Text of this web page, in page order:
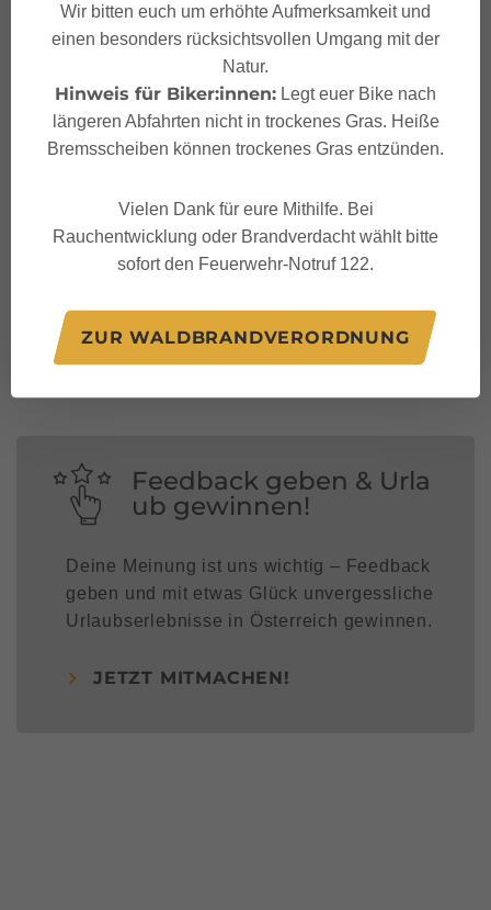
Folge uns auf:
Feedback geben & Urla
ub gewinnen!
Deine Meinung ist uns wichtig – Feedback
geben und mit etwas Glück unvergessliche
Urlaubserlebnisse in Österreich gewinnen.
JETZT MITMACHEN!
Wir bitten euch um erhöhte Aufmerksamkeit und
einen besonders rücksichtsvollen Umgang mit der
Natur.
Hinweis für Biker:innen: Legt euer Bike nach
längeren Abfahrten nicht in trockenes Gras. Heiße
Bremsscheiben können trockenes Gras entzünden.
Vielen Dank für eure Mithilfe. Bei
Rauchentwicklung oder Brandverdacht wählt bitte
sofort den Feuerwehr-Notruf 122.
ZUR WALDBRANDVERORDNUNG